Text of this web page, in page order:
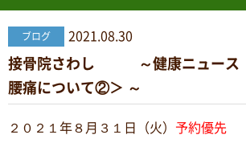
ブログ 2021.08.30
接骨院さわし ～健康ニュース
腰痛について②＞ ～
２０２１年８月３１日（火） 予約優先